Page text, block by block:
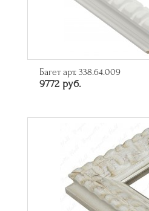
Багет арт. 338.64.009
9772 руб.